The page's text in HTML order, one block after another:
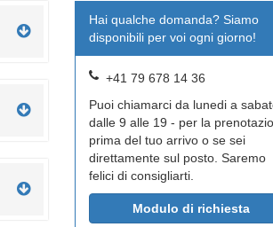
Hai qualche domanda? Siamo
disponibili per voi ogni giorno!
+41 79 678 14 36
Puoi chiamarci da lunedi a
dalle 9 alle 19 - per la
prima del tuo arrivo o se sei
direttamente sul posto. Saremo
felici di consigliarti.
Modulo di richiesta